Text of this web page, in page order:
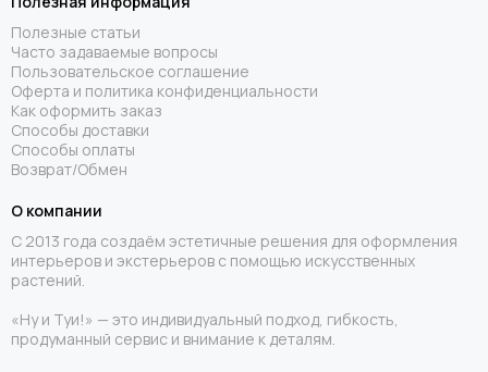
Полезные статьи
Часто задаваемые вопросы
Пользовательское соглашение
Оферта и политика конфиденциальности
Как оформить заказ
Способы доставки
Способы оплаты
Возврат/Обмен
О компании
С 2013 года создаём эстетичные решения для оформления
интерьеров и экстерьеров с помощью искусственных
растений.
«Ну и Туи!» — это индивидуальный подход, гибкость,
продуманный сервис и внимание к деталям.